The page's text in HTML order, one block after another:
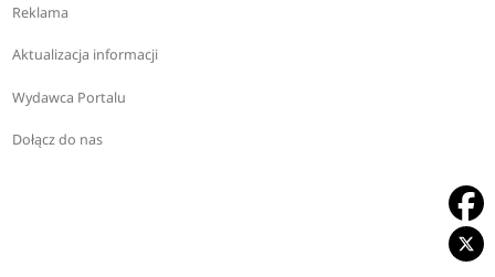
Reklama
Aktualizacja informacji
Wydawca Portalu
Dołącz do nas